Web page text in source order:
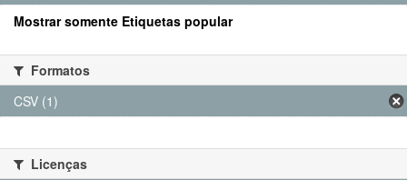
Mostrar somente Etiquetas popular
Formatos
CSV (1)
Licenças